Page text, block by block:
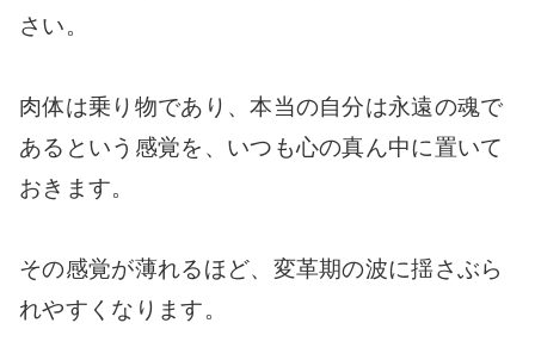
さい。
肉体は乗り物であり、本当の自分は永遠の魂で
あるという感覚を、いつも心の真ん中に置いて
おきます。
その感覚が薄れるほど、変革期の波に揺さぶら
れやすくなります。